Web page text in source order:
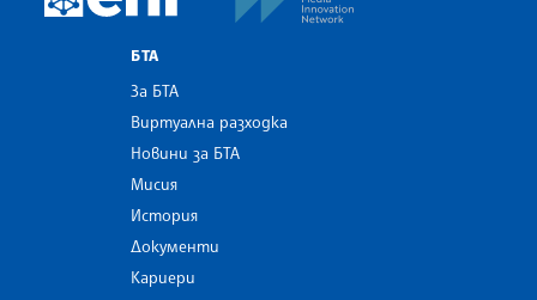
БТА
За БТА
Виртуална разходка
Новини за БТА
Мисия
История
Документи
Кариери